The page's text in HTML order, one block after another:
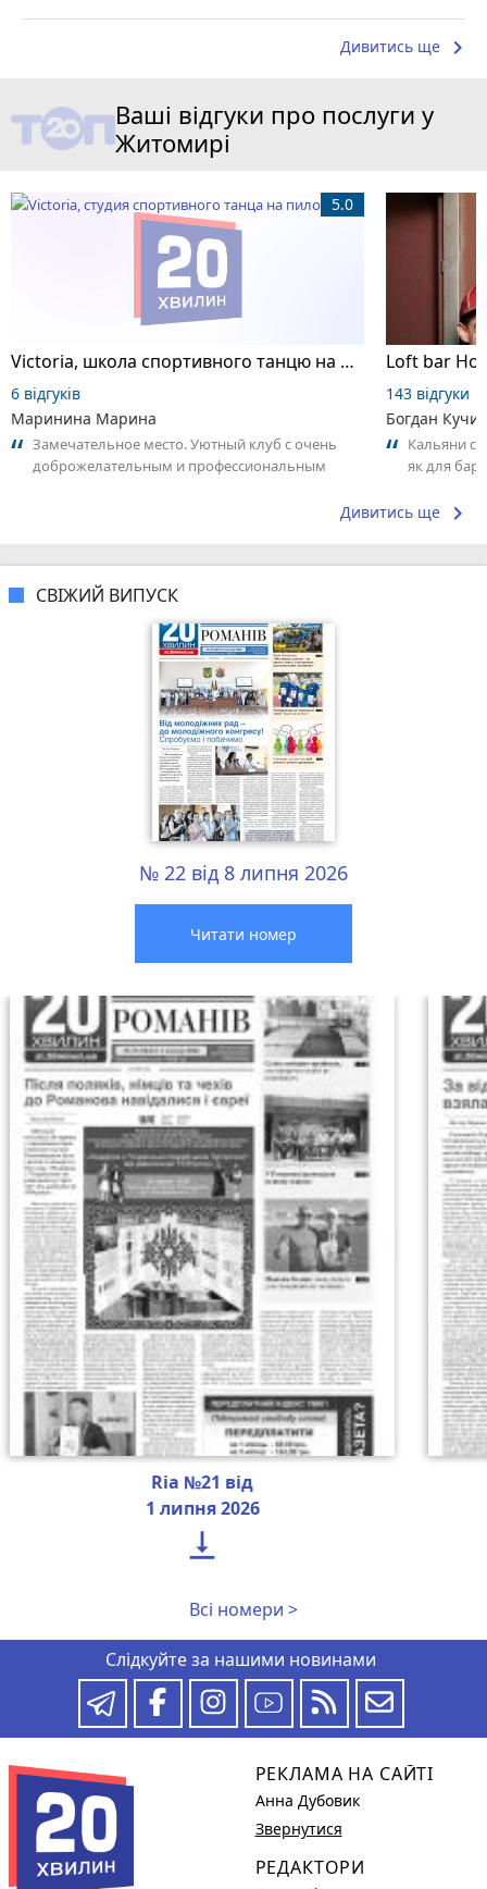
Дивитись ще keyboard_arrow_right
Ваші відгуки про послуги у
Житомирі
Victoria, школа спортивного танцю на пілоні
5.0
6 відгуків
Маринина Марина
Замечательное место. Уютный клуб с очень
доброжелательным и профессиональным
Loft bar
143 відгуки
Богдан
Кальяни
як для
Дивитись ще keyboard_arrow_right
СВІЖИЙ ВИПУСК
№ 22 від 8 липня 2026
Читати номер
Ria №21 від
1 липня 2026

Всі номери >
Слідкуйте за нашими новинами
РЕКЛАМА НА САЙТІ
Анна Дубовик
Звернутися
РЕДАКТОРИ